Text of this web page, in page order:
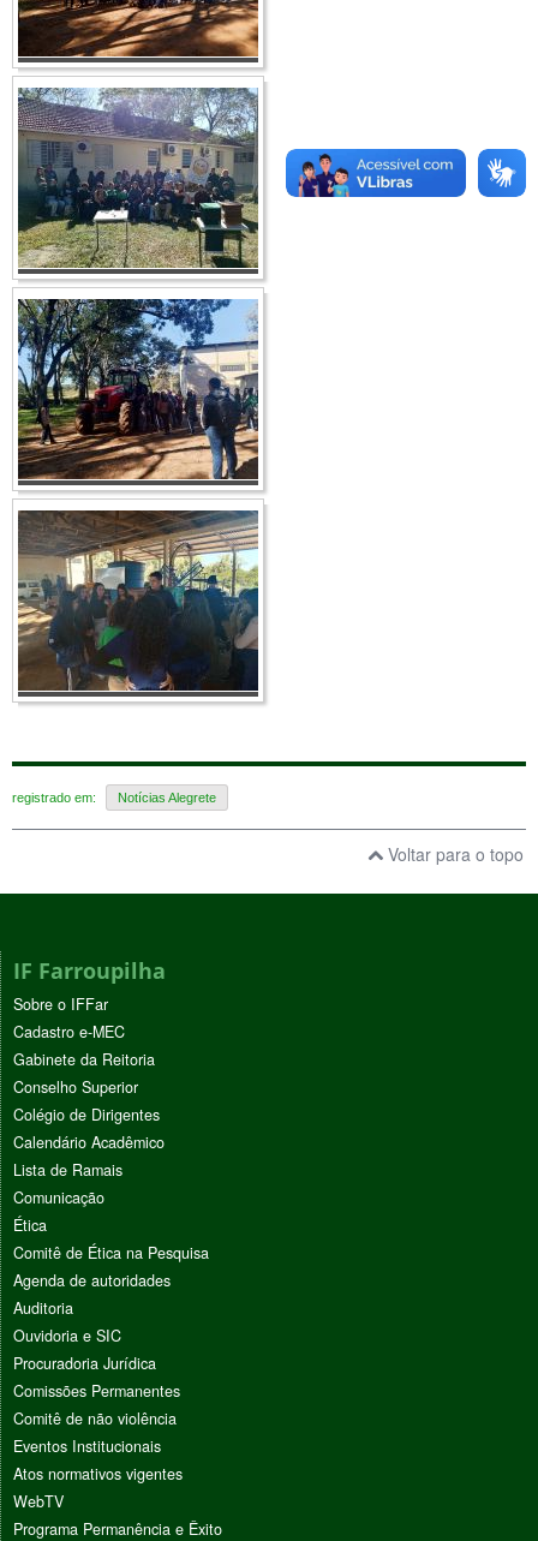
registrado em: Notícias Alegrete
Voltar para o topo
IF Farroupilha
Sobre o IFFar
Cadastro e-MEC
Gabinete da Reitoria
Conselho Superior
Colégio de Dirigentes
Calendário Acadêmico
Lista de Ramais
Comunicação
Ética
Comitê de Ética na Pesquisa
Agenda de autoridades
Auditoria
Ouvidoria e SIC
Procuradoria Jurídica
Comissões Permanentes
Comitê de não violência
Eventos Institucionais
Atos normativos vigentes
WebTV
Programa Permanência e Êxito